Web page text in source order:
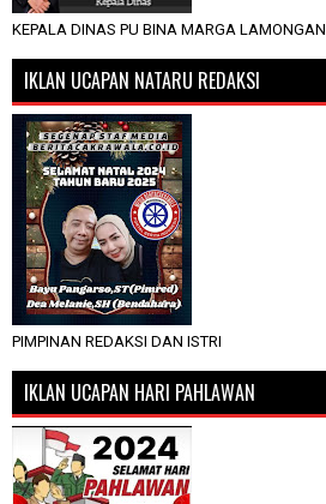
KEPALA DINAS PU BINA MARGA LAMONGAN
IKLAN UCAPAN NATARU REDAKSI
PIMPINAN REDAKSI DAN ISTRI
IKLAN UCAPAN HARI PAHLAWAN